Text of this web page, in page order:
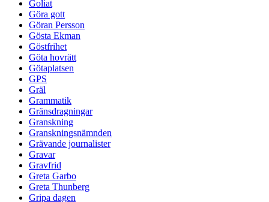
Goliat
Göra gott
Göran Persson
Gösta Ekman
Göstfrihet
Göta hovrätt
Götaplatsen
GPS
Gräl
Grammatik
Gränsdragningar
Granskning
Granskningsnämnden
Grävande journalister
Gravar
Gravfrid
Greta Garbo
Greta Thunberg
Gripa dagen